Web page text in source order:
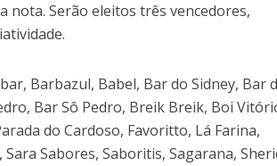
nota. Serão eleitos três vencedores,
Barbazul, Babel, Bar do Sidney, Bar
Bar Sô Pedro, Breik Breik, Boi
do Cardoso, Favoritto, Lá Farina,
Sabores, Saboritis, Sagarana,